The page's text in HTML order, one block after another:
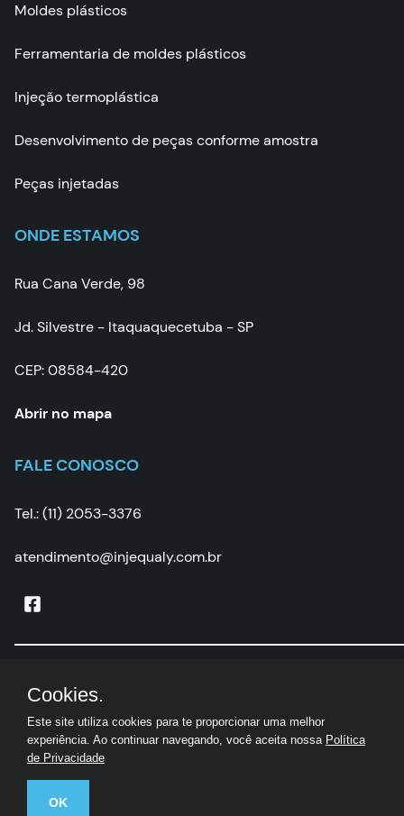
Moldes plásticos
Ferramentaria de moldes plásticos
Injeção termoplástica
Desenvolvimento de peças conforme amostra
Peças injetadas
ONDE ESTAMOS
Rua Cana Verde, 98
Jd. Silvestre - Itaquaquecetuba - SP
CEP: 08584-420
Abrir no mapa
FALE CONOSCO
Tel.: (11) 2053-3376
atendimento@injequaly.com.br
Injequaly
direitos reservados
Cookies.
Este site utiliza cookies para te proporcionar uma melhor
experiência. Ao continuar navegando, você aceita nossa Política
de Privacidade
OK